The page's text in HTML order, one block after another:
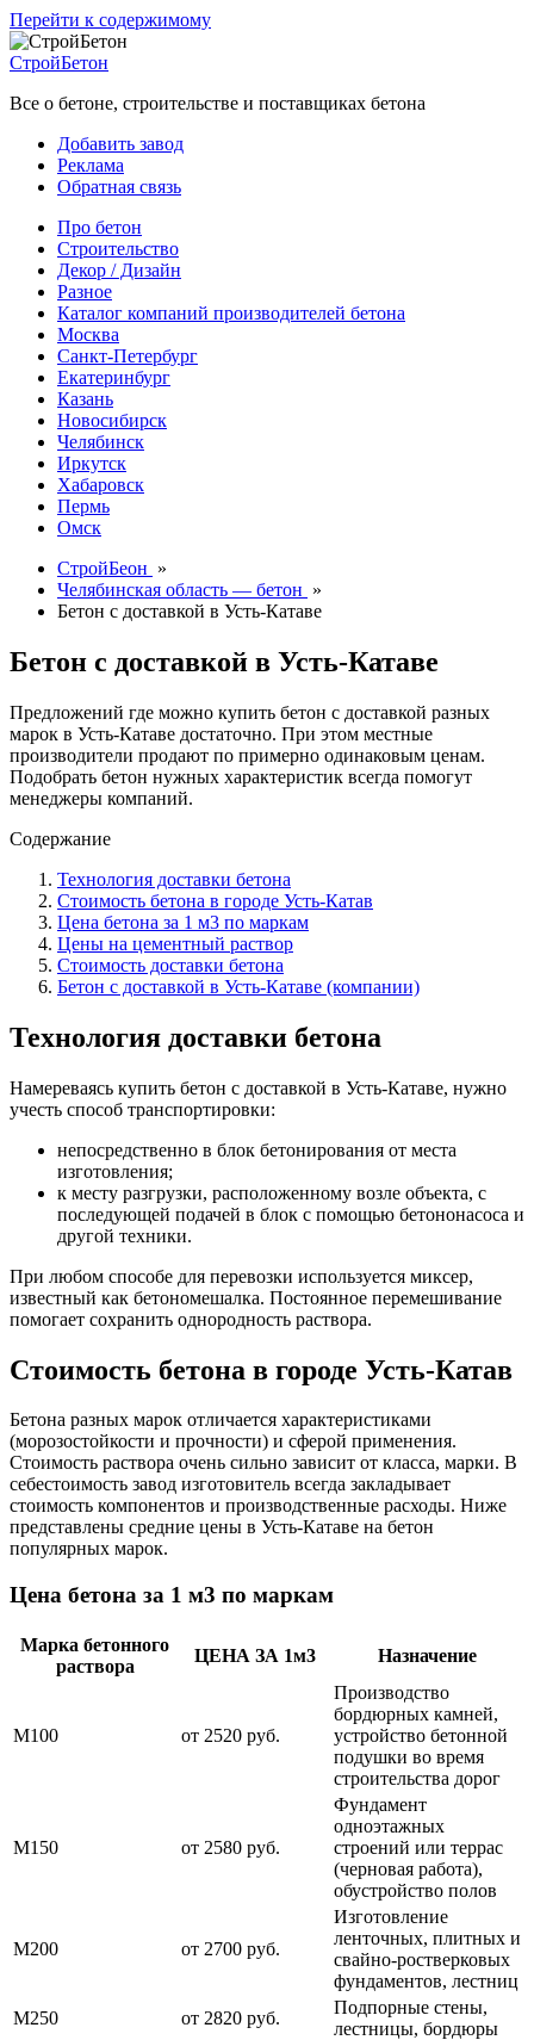
Перейти к содержимому
СтройБетон
Все о бетоне, строительстве и поставщиках бетона
Добавить завод
Реклама
Обратная связь
Про бетон
Строительство
Декор / Дизайн
Разное
Каталог компаний производителей бетона
Москва
Санкт-Петербург
Екатеринбург
Казань
Новосибирск
Челябинск
Иркутск
Хабаровск
Пермь
Омск
СтройБеон »
Челябинская область — бетон »
Бетон с доставкой в Усть-Катаве
Бетон с доставкой в Усть-Катаве
Предложений где можно купить бетон с доставкой разных
марок в Усть-Катаве достаточно. При этом местные
производители продают по примерно одинаковым ценам.
Подобрать бетон нужных характеристик всегда помогут
менеджеры компаний.
Содержание
Технология доставки бетона
Стоимость бетона в городе Усть-Катав
Цена бетона за 1 м3 по маркам
Цены на цементный раствор
Стоимость доставки бетона
Бетон с доставкой в Усть-Катаве (компании)
Технология доставки бетона
Намереваясь купить бетон с доставкой в Усть-Катаве, нужно
учесть способ транспортировки:
непосредственно в блок бетонирования от места
изготовления;
к месту разгрузки, расположенному возле объекта, с
последующей подачей в блок с помощью бетононасоса и
другой техники.
При любом способе для перевозки используется миксер,
известный как бетономешалка. Постоянное перемешивание
помогает сохранить однородность раствора.
Стоимость бетона в городе Усть-Катав
Бетона разных марок отличается характеристиками
(морозостойкости и прочности) и сферой применения.
Стоимость раствора очень сильно зависит от класса, марки. В
себестоимость завод изготовитель всегда закладывает
стоимость компонентов и производственные расходы. Ниже
представлены средние цены в Усть-Катаве на бетон
популярных марок.
Цена бетона за 1 м3 по маркам
Марка бетонного
раствора
ЦЕНА ЗА 1м3 Назначение
М100 от 2520 руб.
Производство
бордюрных камней,
устройство бетонной
подушки во время
строительства дорог
М150 от 2580 руб.
Фундамент
одноэтажных
строений или террас
(черновая работа),
обустройство полов
М200 от 2700 руб.
Изготовление
ленточных, плитных и
свайно-ростверковых
фундаментов, лестниц
М250
от 2820 руб.
Подпорные стены,
лестницы, бордюры